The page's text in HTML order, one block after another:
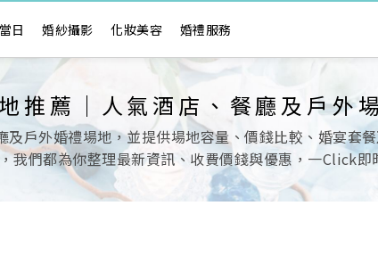
日 婚紗攝影 化妝美容 婚禮服務
推薦｜人氣酒店、餐廳及戶外
戶外婚禮場地，並提供場地容量、價錢比較、婚宴套
我們都為你整理最新資訊、收費價錢與優惠，一Click